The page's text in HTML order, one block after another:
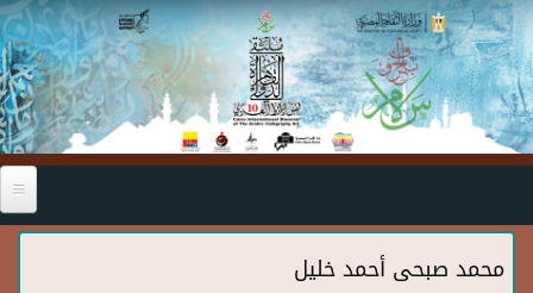
Skip to main content
محمد صبحى أحمد خليل